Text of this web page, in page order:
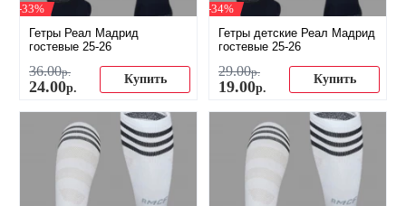
-33%
Гетры Реал Мадрид
гостевые 25-26
36.00р.
24.00р.
Купить
-34%
Гетры детские Реал Мадрид
гостевые 25-26
29.00р.
19.00р.
Купить